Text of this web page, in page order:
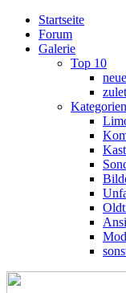
Startseite
Forum
Galerie
Top 10
Kategorien